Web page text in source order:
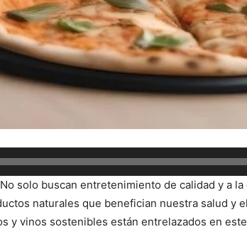
solo buscan entretenimiento de calidad y a
naturales que benefician nuestra salud y
y vinos sostenibles están entrelazados en